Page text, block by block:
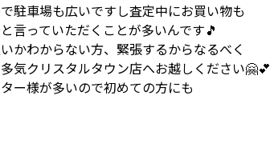
駐車場も広いですし査定中にお買い物も
言っていただくことが多いんです🎵
かわからない方、緊張するからなるべく
気クリスタルタウン店へお越しください🤗💕
ー様が多いので初めての方にも